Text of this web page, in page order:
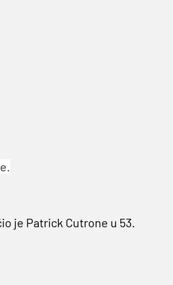
je Patrick Cutrone u 53.